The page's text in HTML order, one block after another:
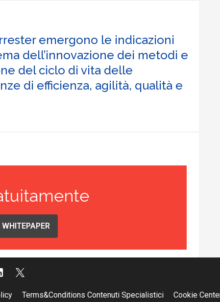
emergono le indicazioni
dell’innovazione dei metodi e
del ciclo di vita delle
di efficienza, agilità, qualità e
Terms&Conditions Contenuti Specialistici Cookie